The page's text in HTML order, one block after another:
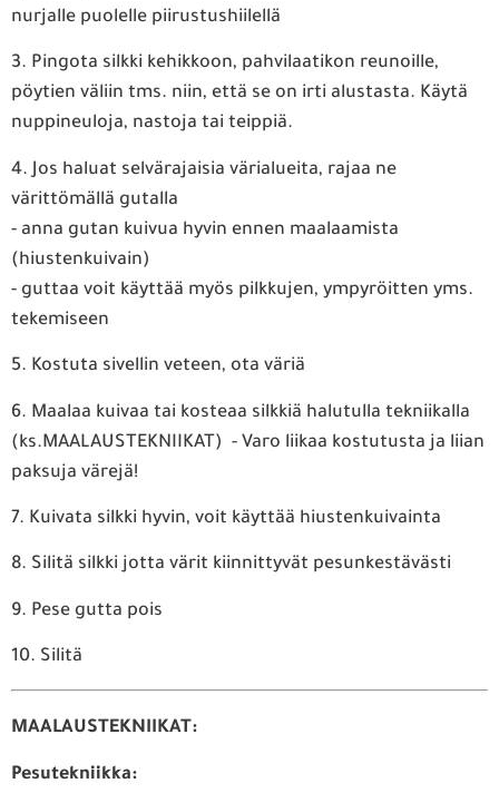
nurjalle puolelle piirustushiilellä
3. Pingota silkki kehikkoon, pahvilaatikon reunoille,
pöytien väliin tms. niin, että se on irti alustasta. Käytä
nuppineuloja, nastoja tai teippiä.
4. Jos haluat selvärajaisia värialueita, rajaa ne
värittömällä gutalla
- anna gutan kuivua hyvin ennen maalaamista
(hiustenkuivain)
- guttaa voit käyttää myös pilkkujen, ympyröitten yms.
tekemiseen
5. Kostuta sivellin veteen, ota väriä
6. Maalaa kuivaa tai kosteaa silkkiä halutulla tekniikalla
(ks.MAALAUSTEKNIIKAT) - Varo liikaa kostutusta ja liian
paksuja värejä!
7. Kuivata silkki hyvin, voit käyttää hiustenkuivainta
8. Silitä silkki jotta värit kiinnittyvät pesunkestävästi
9. Pese gutta pois
10. Silitä
MAALAUSTEKNIIKAT:
Pesutekniikka: